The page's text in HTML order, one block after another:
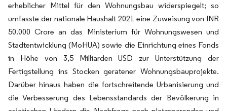
erheblicher Mittel für den Wohnungsbau widerspiegelt; so
umfasste der nationale Haushalt 2021 eine Zuweisung von INR
50.000 Crore an das Ministerium für Wohnungswesen und
Stadtentwicklung (MoHUA) sowie die Einrichtung eines Fonds
in Höhe von 3,5 Milliarden USD zur Unterstützung der
Fertigstellung ins Stocken geratener Wohnungsbauprojekte.
Darüber hinaus haben die fortschreitende Urbanisierung und
die Verbesserung des Lebensstandards der Bevölkerung in